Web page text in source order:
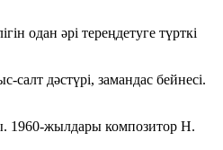
одан әрі тереңдетуге түрткі
салт дәстүрі, замандас бейнесі.
1960-жылдары композитор Н.